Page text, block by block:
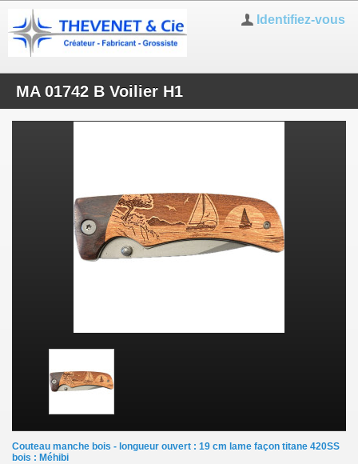
Identifiez-vous
MA 01742 B Voilier H1
Couteau manche bois - longueur ouvert : 19 cm lame façon titane 420SS
bois : Méhibi